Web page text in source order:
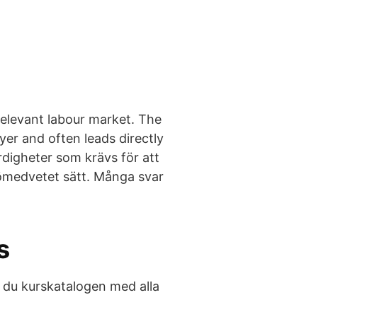
labour market. The
and often leads directly
som krävs för att
sätt. Många svar
kurskatalogen med alla